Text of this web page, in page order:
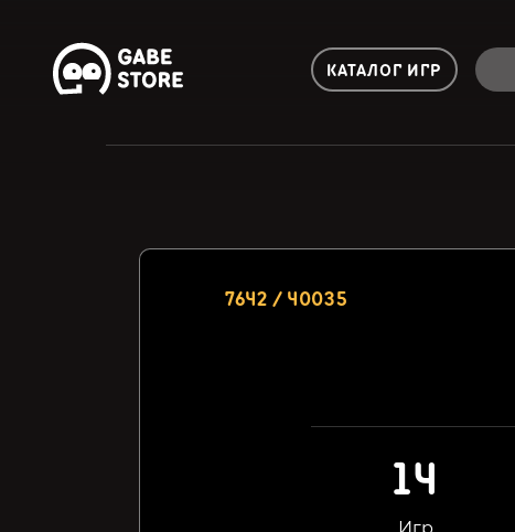
КАТАЛОГ ИГР
7642 / 40035
14